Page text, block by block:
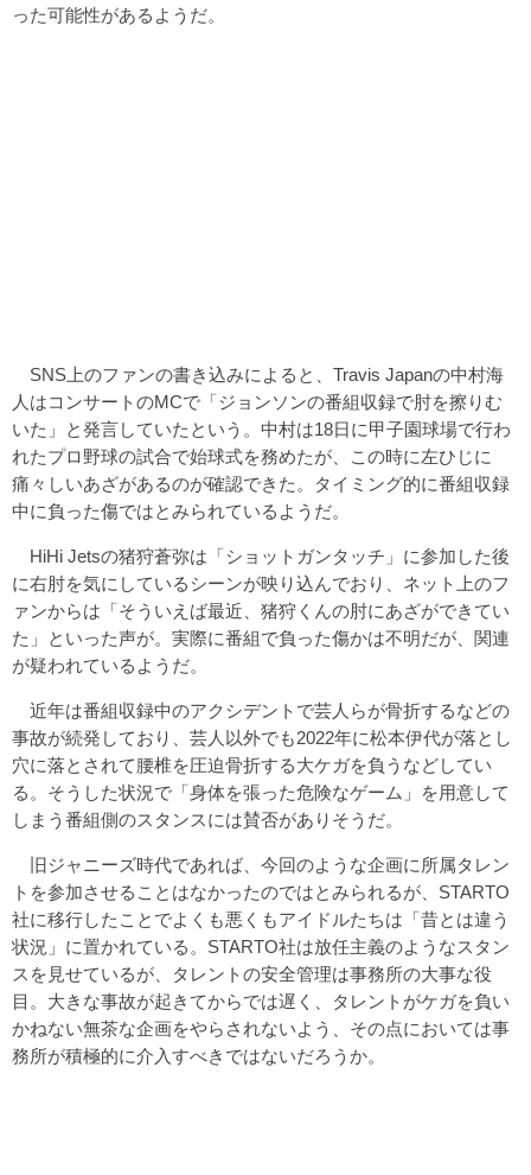
った可能性があるようだ。
SNS上のファンの書き込みによると、Travis Japanの中村海
人はコンサートのMCで「ジョンソンの番組収録で肘を擦りむ
いた」と発言していたという。中村は18日に甲子園球場で行わ
れたプロ野球の試合で始球式を務めたが、この時に左ひじに
痛々しいあざがあるのが確認できた。タイミング的に番組収録
中に負った傷ではとみられているようだ。
HiHi Jetsの猪狩蒼弥は「ショットガンタッチ」に参加した後
に右肘を気にしているシーンが映り込んでおり、ネット上のフ
ァンからは「そういえば最近、猪狩くんの肘にあざができてい
た」といった声が。実際に番組で負った傷かは不明だが、関連
が疑われているようだ。
近年は番組収録中のアクシデントで芸人らが骨折するなどの
事故が続発しており、芸人以外でも2022年に松本伊代が落とし
穴に落とされて腰椎を圧迫骨折する大ケガを負うなどしてい
る。そうした状況で「身体を張った危険なゲーム」を用意して
しまう番組側のスタンスには賛否がありそうだ。
旧ジャニーズ時代であれば、今回のような企画に所属タレン
トを参加させることはなかったのではとみられるが、STARTO
社に移行したことでよくも悪くもアイドルたちは「昔とは違う
状況」に置かれている。STARTO社は放任主義のようなスタン
スを見せているが、タレントの安全管理は事務所の大事な役
目。大きな事故が起きてからでは遅く、タレントがケガを負い
かねない無茶な企画をやらされないよう、その点においては事
務所が積極的に介入すべきではないだろうか。